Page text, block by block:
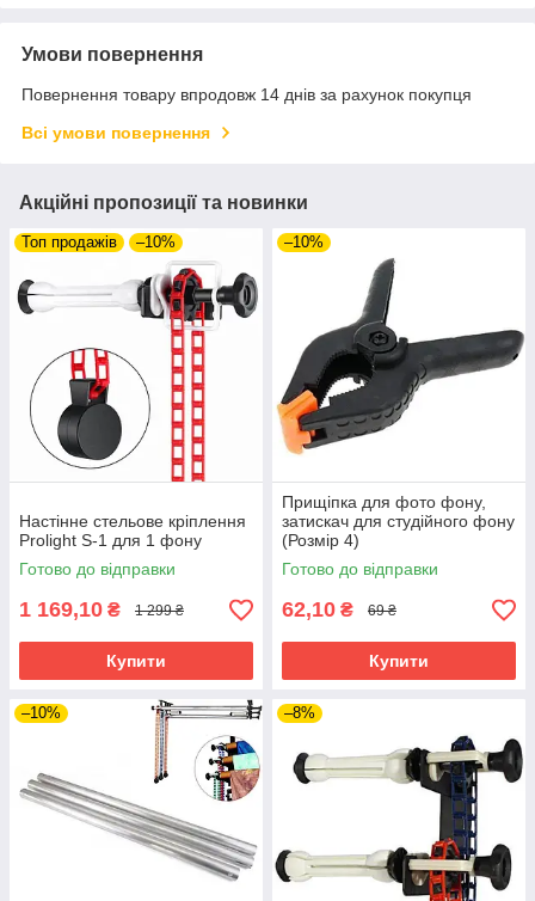
Умови повернення
Повернення товару впродовж 14 днів за рахунок покупця
Всі умови повернення
Акційні пропозиції та новинки
Топ продажів –10%
Настінне стельове кріплення
Prolight S-1 для 1 фону
Готово до відправки
1 169,10 ₴ 1 299 ₴
Купити
–10%
Прищіпка для фото фону,
затискач для студійного фону
(Розмір 4)
Готово до відправки
62,10 ₴ 69 ₴
Купити
–10% –8%